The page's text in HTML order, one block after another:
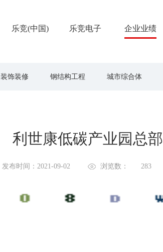
乐竞(中国) 乐竞电子 企业业绩
装饰装修 钢结构工程 城市综合体
利世康低碳产业园总部
发布时间：2021-09-02 浏览数： 283